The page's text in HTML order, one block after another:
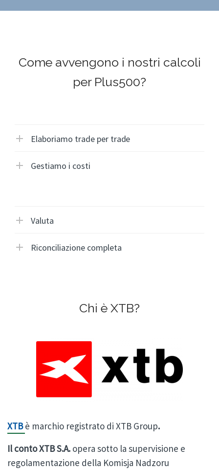
Come avvengono i nostri calcoli
per Plus500?
Elaboriamo trade per trade
Gestiamo i costi
Valuta
Riconciliazione completa
Chi è XTB?
XTBè marchio registrato di XTB Group.
Il conto XTB S.A. opera sotto la supervisione e
regolamentazione della Komisja Nadzoru